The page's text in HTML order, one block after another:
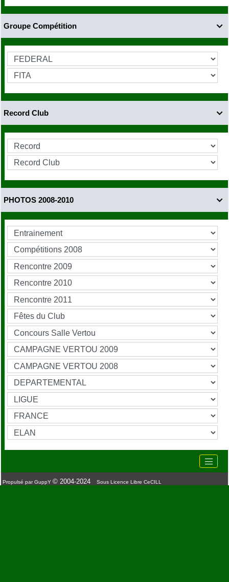

Groupe Compétition

Record Club

PHOTOS 2008-2010
Propulsé par GuppY © 2004-2024 Sous Licence Libre CeCILL